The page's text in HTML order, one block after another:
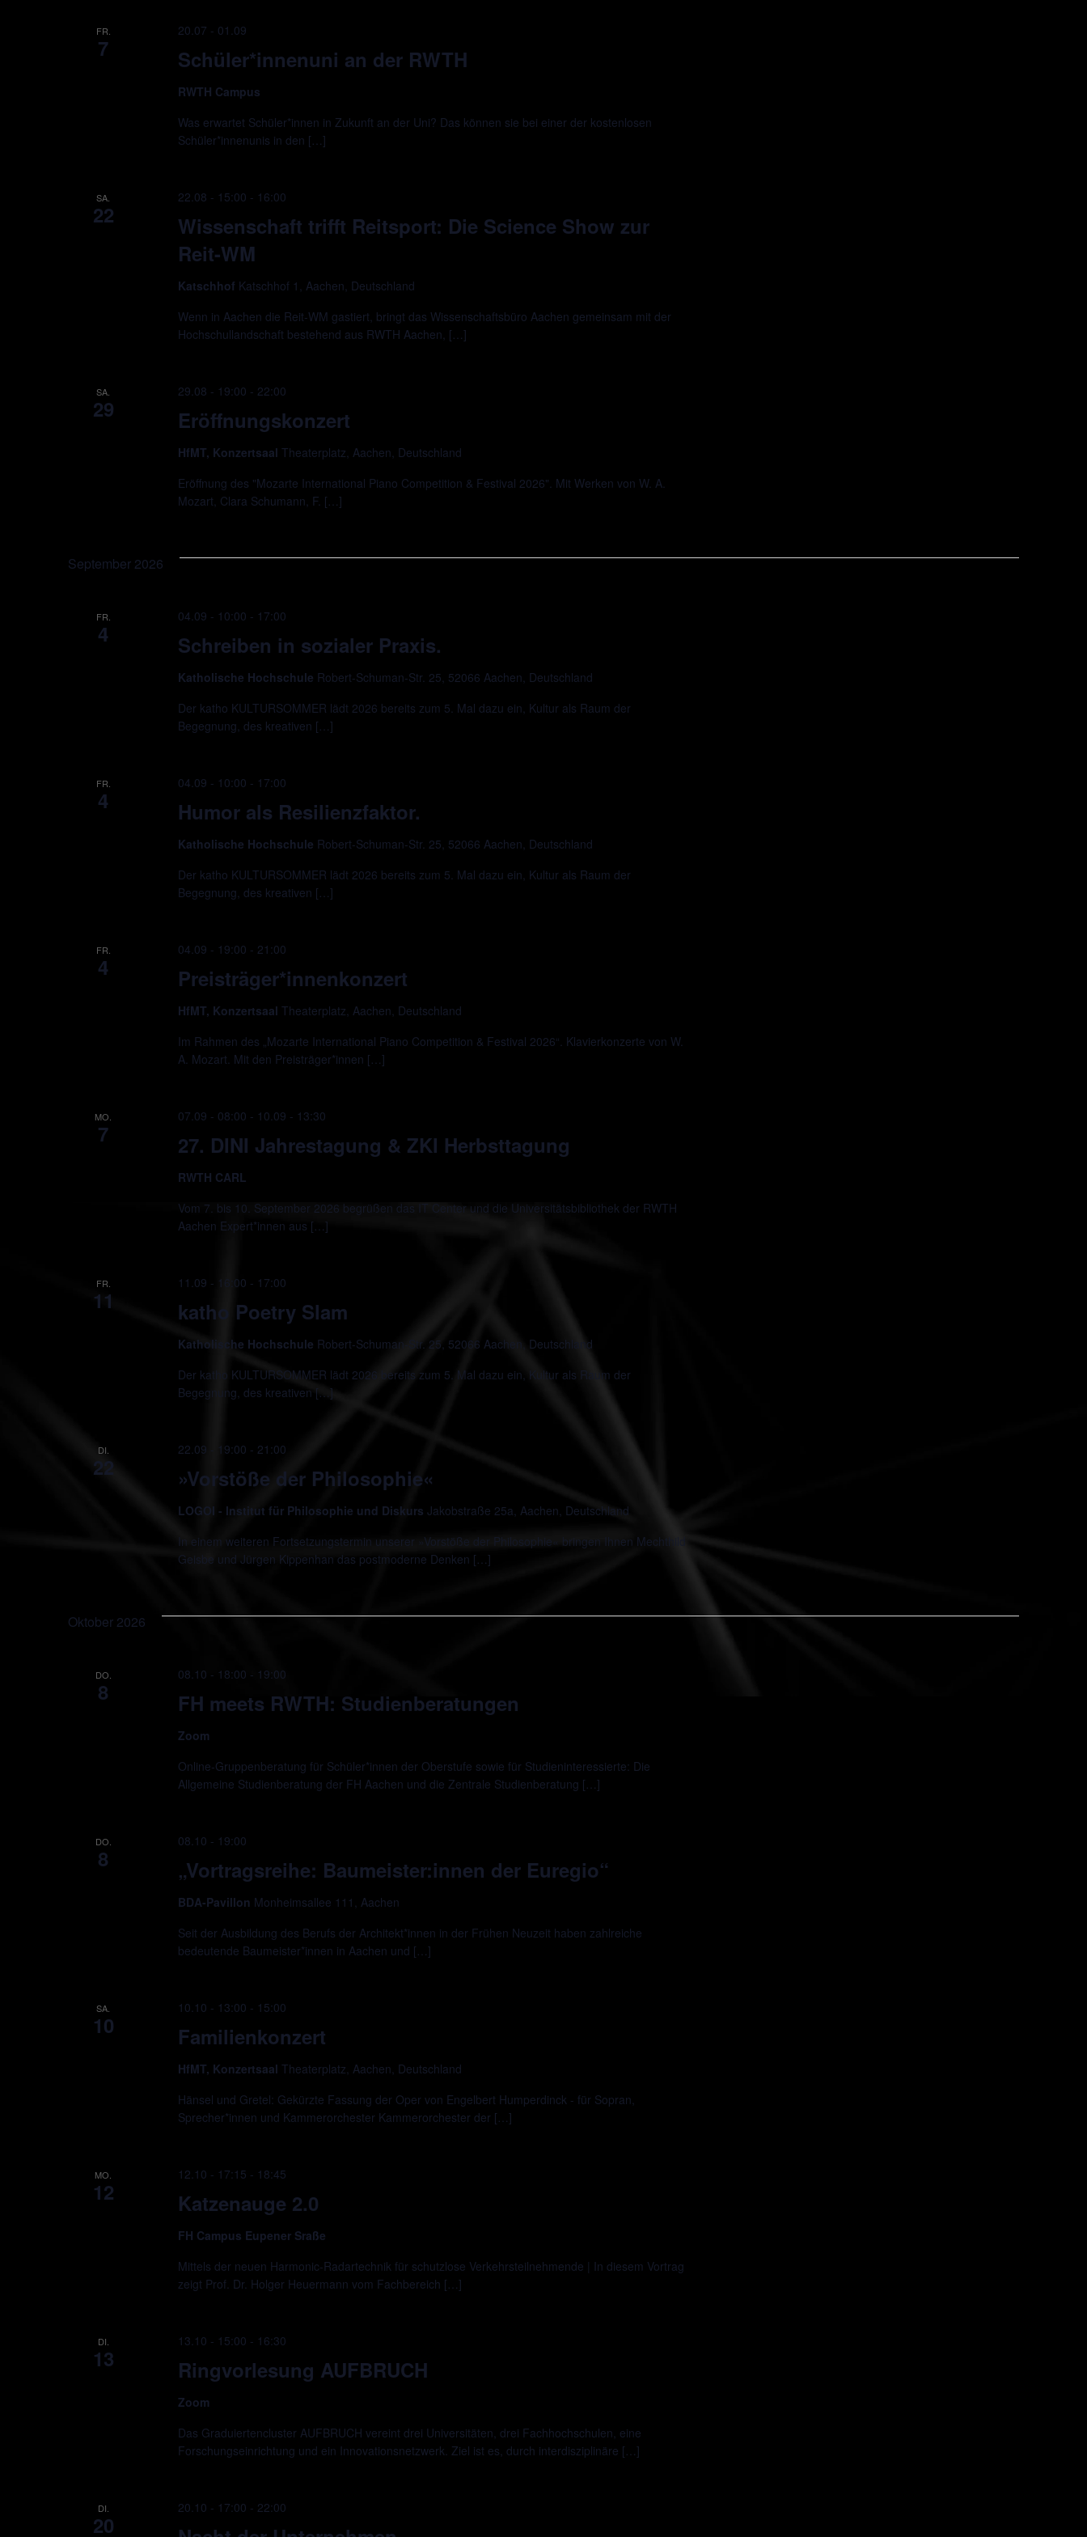
FR.
7 Schüler*innenuni an der RWTH
20.07 - 01.09
RWTH Campus
Was erwartet Schüler*innen in Zukunft an der Uni? Das können sie bei einer der kostenlosen
Schüler*innenunis in den […]
SA.
22
Wissenschaft trifft Reitsport: Die Science Show zur
Reit-WM
22.08 - 15:00 - 16:00
Katschhof Katschhof 1, Aachen, Deutschland
Wenn in Aachen die Reit-WM gastiert, bringt das Wissenschaftsbüro Aachen gemeinsam mit der
Hochschullandschaft bestehend aus RWTH Aachen, […]
SA.
29 Eröffnungskonzert
29.08 - 19:00 - 22:00
HfMT, Konzertsaal Theaterplatz, Aachen, Deutschland
Eröffnung des "Mozarte International Piano Competition & Festival 2026". Mit Werken von W. A.
Mozart, Clara Schumann, F. […]
September 2026
FR.
4 Schreiben in sozialer Praxis.
04.09 - 10:00 - 17:00
Katholische Hochschule Robert-Schuman-Str. 25, 52066 Aachen, Deutschland
Der katho KULTURSOMMER lädt 2026 bereits zum 5. Mal dazu ein, Kultur als Raum der
Begegnung, des kreativen […]
FR.
4 Humor als Resilienzfaktor.
04.09 - 10:00 - 17:00
Katholische Hochschule Robert-Schuman-Str. 25, 52066 Aachen, Deutschland
Der katho KULTURSOMMER lädt 2026 bereits zum 5. Mal dazu ein, Kultur als Raum der
Begegnung, des kreativen […]
FR.
4 Preisträger*innenkonzert
04.09 - 19:00 - 21:00
HfMT, Konzertsaal Theaterplatz, Aachen, Deutschland
Im Rahmen des „Mozarte International Piano Competition & Festival 2026“. Klavierkonzerte von W.
A. Mozart. Mit den Preisträger*innen […]
MO.
7 27. DINI Jahrestagung & ZKI Herbsttagung
07.09 - 08:00 - 10.09 - 13:30
RWTH CARL
Vom 7. bis 10. September 2026 begrüßen das IT Center und die Universitätsbibliothek der RWTH
Aachen Expert*innen aus […]
FR.
11 katho Poetry Slam
11.09 - 16:00 - 17:00
Katholische Hochschule Robert-Schuman-Str. 25, 52066 Aachen, Deutschland
Der katho KULTURSOMMER lädt 2026 bereits zum 5. Mal dazu ein, Kultur als Raum der
Begegnung, des kreativen […]
DI.
22 »Vorstöße der Philosophie«
22.09 - 19:00 - 21:00
LOGOI - Institut für Philosophie und Diskurs Jakobstraße 25a, Aachen, Deutschland
In einem weiteren Fortsetzungstermin unserer »Vorstöße der Philosophie« bringen Ihnen Mechthild
Geisbe und Jürgen Kippenhan das postmoderne Denken […]
Oktober 2026
DO.
8 FH meets RWTH: Studienberatungen
08.10 - 18:00 - 19:00
Zoom
Online-Gruppenberatung für Schüler*innen der Oberstufe sowie für Studieninteressierte: Die
Allgemeine Studienberatung der FH Aachen und die Zentrale Studienberatung […]
DO.
8 „Vortragsreihe: Baumeister:innen der Euregio“
08.10 - 19:00
BDA-Pavillon Monheimsallee 111, Aachen
Seit der Ausbildung des Berufs der Architekt*innen in der Frühen Neuzeit haben zahlreiche
bedeutende Baumeister*innen in Aachen und […]
SA.
10 Familienkonzert
10.10 - 13:00 - 15:00
HfMT, Konzertsaal Theaterplatz, Aachen, Deutschland
Hänsel und Gretel: Gekürzte Fassung der Oper von Engelbert Humperdinck - für Sopran,
Sprecher*innen und Kammerorchester Kammerorchester der […]
MO.
12 Katzenauge 2.0
12.10 - 17:15 - 18:45
FH Campus Eupener Sraße
Mittels der neuen Harmonic-Radartechnik für schutzlose Verkehrsteilnehmende | In diesem Vortrag
zeigt Prof. Dr. Holger Heuermann vom Fachbereich […]
DI.
13 Ringvorlesung AUFBRUCH
13.10 - 15:00 - 16:30
Zoom
Das Graduiertencluster AUFBRUCH vereint drei Universitäten, drei Fachhochschulen, eine
Forschungseinrichtung und ein Innovationsnetzwerk. Ziel ist es, durch interdisziplinäre […]
DI.
20
20.10 - 17:00 - 22:00